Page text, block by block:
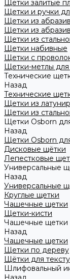
Щетки залитые
Щетки и ручки
Щетки из
Щетки из
Щетки из
Щетки набивные
Щетки с
Щетки-метлы для
Технические
Назад
Технические
Щетки из
Щетки из
Щетки Osborn
Назад
Щетки Osborn
Дисковые щётки
Лепестковые
Универсальные
Назад
Универсальные
Круглые щетки
Чашечные щетки
Щетки-кисти
Чашечные щетки
Назад
Чашечные щетки
Щетки по дереву
Щётки для
Шлифовальный